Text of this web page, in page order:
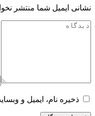
نشانی ایمیل شما منتشر
ذخیره نام، ایمیل و